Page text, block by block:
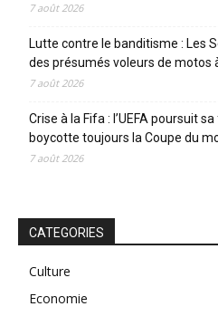
7 août 2026
Lutte contre le banditisme : Les
des présumés voleurs de motos
7 août 2026
Crise à la Fifa : l’UEFA poursuit
boycotte toujours la Coupe du
7 août 2026
CATEGORIES
Culture
Economie